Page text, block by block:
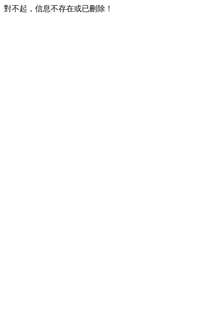
對不起，信息不存在或已刪除！